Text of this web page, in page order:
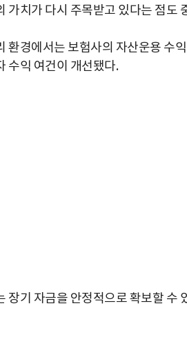
가치가 다시 주목받고 있다는 점도
환경에서는 보험사의 자산운용 수
수익 여건이 개선됐다.
장기 자금을 안정적으로 확보할 수